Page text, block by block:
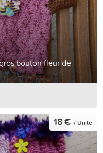
bouton fleur de
18 € / Unité